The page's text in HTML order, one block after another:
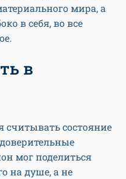
мира, а
в себя, во все
в
считывать состояние
мог поделиться
на душе, а не